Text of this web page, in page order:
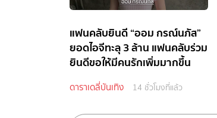
แฟนคลับยินดี “ออม กรณ์นภัส”
ยอดไอจีทะลุ 3 ล้าน แฟนคลับร่วม
ยินดีขอให้มีคนรักเพิ่มมากขึ้น
ดาราเดลี่บันเทิง 14 ชั่วโมงที่แล้ว